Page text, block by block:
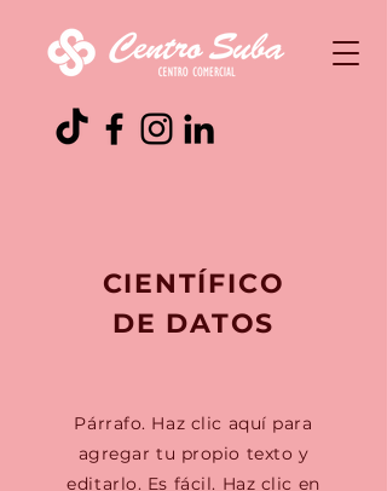
CIENTÍFICO
DE DATOS
Párrafo. Haz clic aquí para
agregar tu propio texto y
editarlo. Es fácil. Haz clic en